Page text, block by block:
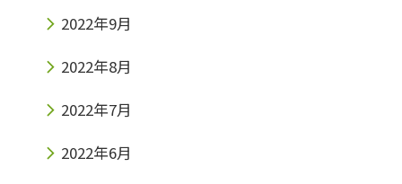
2022年9月
2022年8月
2022年7月
2022年6月